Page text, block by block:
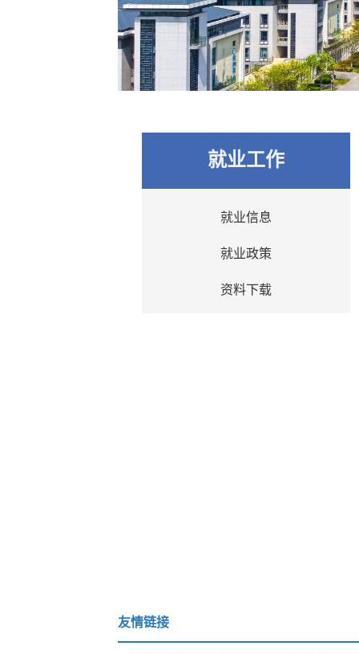
就业工作
就业信息
就业政策
资料下载
友情链接